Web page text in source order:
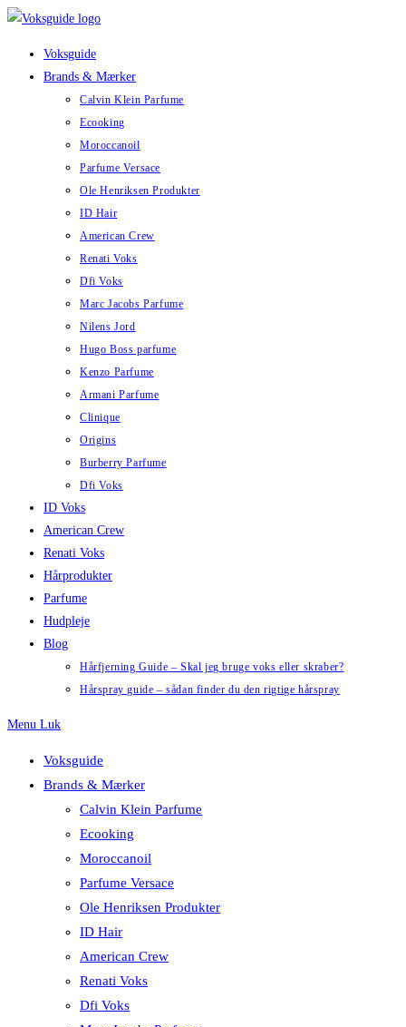
Skip
Voksguide
Brands & Mærker
Calvin Klein Parfume
Ecooking
Moroccanoil
Parfume Versace
Ole Henriksen Produkter
ID Hair
American Crew
Renati Voks
Dfi Voks
Marc Jacobs Parfume
Nilens Jord
Hugo Boss parfume
Kenzo Parfume
Armani Parfume
Clinique
Origins
Burberry Parfume
Dfi Voks
ID Voks
American Crew
Renati Voks
Hårprodukter
Parfume
Hudpleje
Blog
Hårfjerning Guide – Skal jeg bruge voks eller skraber?
Hårspray guide – sådan finder du den rigtige hårspray
Menu Luk
Voksguide
Brands & Mærker
Calvin Klein Parfume
Ecooking
Moroccanoil
Parfume Versace
Ole Henriksen Produkter
ID Hair
American Crew
Renati Voks
Dfi Voks